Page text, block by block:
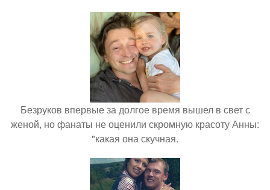
Безруков впервые за долгое время вышел в свет с
женой, но фанаты не оценили скромную красоту Анны:
"какая она скучная.